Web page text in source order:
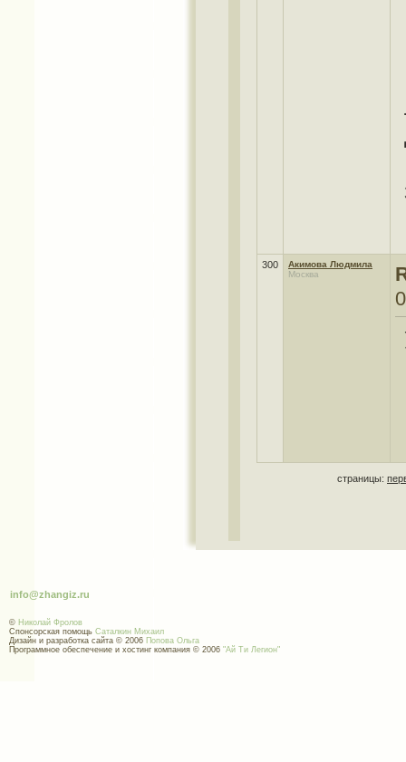
300
Акимова Людмила
Москва
страницы:
info@zhangiz.ru
© Николай Фролов
Спонсорская помощь Саталкин Михаил
Дизайн и разработка сайта © 2006 Попова Ольга
Программное обеспечение и хостинг компания © 2006 "Ай Ти Легион"